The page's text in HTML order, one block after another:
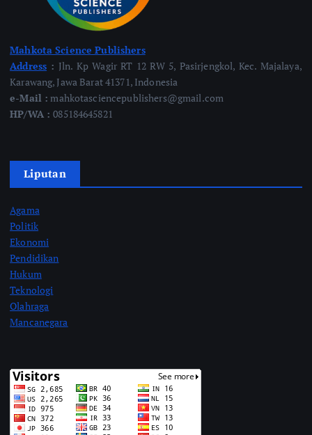
Mahkota Science Publishers
Address : Jln. Kp Wagir RT 12 RW 5, Pasirjengkol, Kec. Majalaya,
Karawang, Jawa Barat 41371, Indonesia
e-Mail : mahkotasciencepublishers@gmail.com
HP/WA :085184645821
Liputan
Agama
Politik
Ekonomi
Pendidikan
Hukum
Teknologi
Olahraga
Mancanegara